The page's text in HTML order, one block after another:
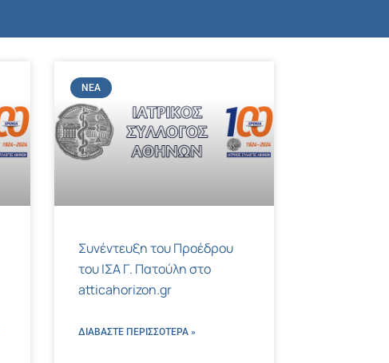
ΝΈΑ
Συνέντευξη του Προέδρου
του ΙΣΑ Γ. Πατούλη στο
atticahorizon.gr
ΔΙΑΒΑΣΤΕ ΠΕΡΙΣΣΌΤΕΡΑ »